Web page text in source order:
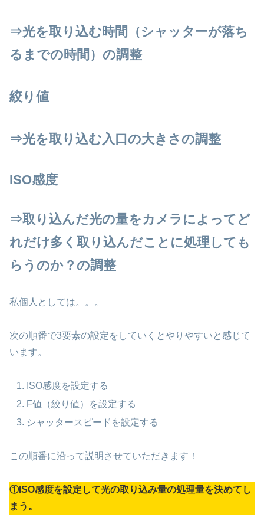
⇒光を取り込む時間（シャッターが落ち
るまでの時間）の調整
絞り値
⇒光を取り込む入口の大きさの調整
ISO感度
⇒取り込んだ光の量をカメラによってど
れだけ多く取り込んだことに処理しても
らうのか ？の調整
私個人としては。。。
次の順番で3要素の設定をしていくとやりやすいと感じて
います。
ISO感度を設定する
F値（絞り値）を設定する
シャッタースピードを設定する
この順番に沿って説明させていただきます！
①ISO感度を設定して光の取り込み量の処理量を決めてし
まう。